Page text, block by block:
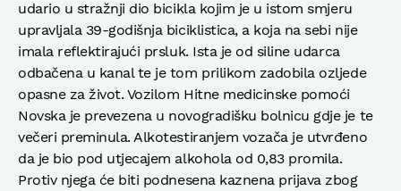
udario u stražnji dio bicikla kojim je u istom smjeru
upravljala 39-godišnja biciklistica, a koja na sebi nije
imala reflektirajući prsluk. Ista je od siline udarca
odbačena u kanal te je tom prilikom zadobila ozljede
opasne za život. Vozilom Hitne medicinske pomoći
Novska je prevezena u novogradišku bolnicu gdje je te
večeri preminula. Alkotestiranjem vozača je utvrđeno
da je bio pod utjecajem alkohola od 0,83 promila.
Protiv njega će biti podnesena kaznena prijava zbog